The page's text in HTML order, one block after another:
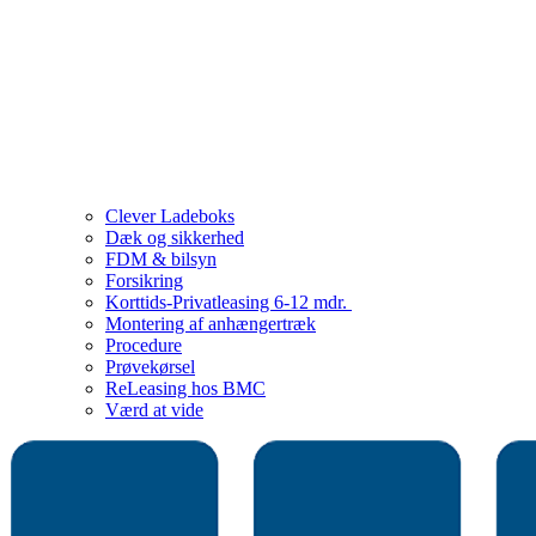
Clever Ladeboks
Dæk og sikkerhed
FDM & bilsyn
Forsikring
Korttids-Privatleasing 6-12 mdr.
Montering af anhængertræk
Procedure
Prøvekørsel
ReLeasing hos BMC
Værd at vide